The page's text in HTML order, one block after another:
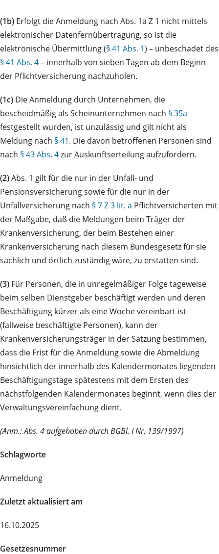
(1b) Erfolgt die Anmeldung nach Abs. 1a Z 1 nicht mittels
elektronischer Datenfernübertragung, so ist die
elektronische Übermittlung (§ 41 Abs. 1) – unbeschadet des
§ 41 Abs. 4– innerhalb von sieben Tagen ab dem Beginn
der Pflichtversicherung nachzuholen.
(1c) Die Anmeldung durch Unternehmen, die
bescheidmäßig als Scheinunternehmen nach § 35a
festgestellt wurden, ist unzulässig und gilt nicht als
Meldung nach § 41. Die davon betroffenen Personen sind
nach § 43 Abs. 4zur Auskunftserteilung aufzufordern.
(2)Abs. 1 gilt für die nur in der Unfall- und
Pensionsversicherung sowie für die nur in der
Unfallversicherung nach § 7 Z 3 lit. a Pflichtversicherten mit
der Maßgabe, daß die Meldungen beim Träger der
Krankenversicherung, der beim Bestehen einer
Krankenversicherung nach diesem Bundesgesetz für sie
sachlich und örtlich zuständig wäre, zu erstatten sind.
(3) Für Personen, die in unregelmäßiger Folge tageweise
beim selben Dienstgeber beschäftigt werden und deren
Beschäftigung kürzer als eine Woche vereinbart ist
(fallweise beschäftigte Personen), kann der
Krankenversicherungsträger in der Satzung bestimmen,
dass die Frist für die Anmeldung sowie die Abmeldung
hinsichtlich der innerhalb des Kalendermonates liegenden
Beschäftigungstage spätestens mit dem Ersten des
nächstfolgenden Kalendermonates beginnt, wenn dies der
Verwaltungsvereinfachung dient.
(Anm.: Abs. 4 aufgehoben durch BGBl. I Nr. 139/1997)
Schlagworte
Anmeldung
Zuletzt aktualisiert am
16.10.2025
Gesetzesnummer